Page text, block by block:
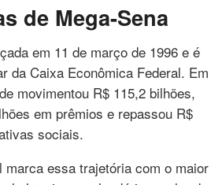
de Mega-Sena
em 11 de março de 1996 e é
da Caixa Econômica Federal. Em
movimentou R$ 115,2 bilhões,
em prêmios e repassou R$
sociais.
essa trajetória com o maior